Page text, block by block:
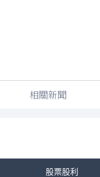
相關新聞
股票股利